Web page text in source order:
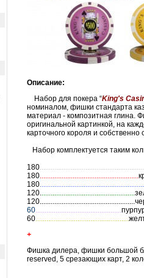
Описание:
Набор для покера “King's
номиналом, фишки стандарта
материал - композитная глина.
оригинальной картинкой, на
карточного короля и
Набор комплектуется таким
180
180......................................................
180.........................................................
120....................................................
60...............................................
60...................................................
+
Фишка дилера, фишки большой
reserved, 5 срезающих карт, 2